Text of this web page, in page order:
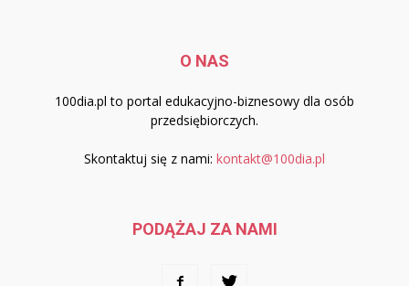
O NAS
100dia.pl to portal edukacyjno-biznesowy dla osób
przedsiębiorczych.
Skontaktuj się z nami: kontakt@100dia.pl
PODĄŻAJ ZA NAMI